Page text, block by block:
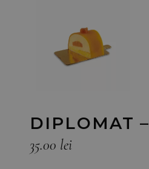
DIPLOMAT –
35.00 lei